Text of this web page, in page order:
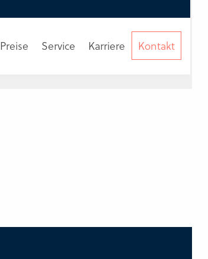
Preise Service Karriere Kontakt
Beratunganfordern